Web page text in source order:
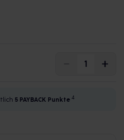
5 PAYBACK Punkte 4